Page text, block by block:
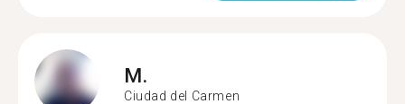
M.
Ciudad del Carmen